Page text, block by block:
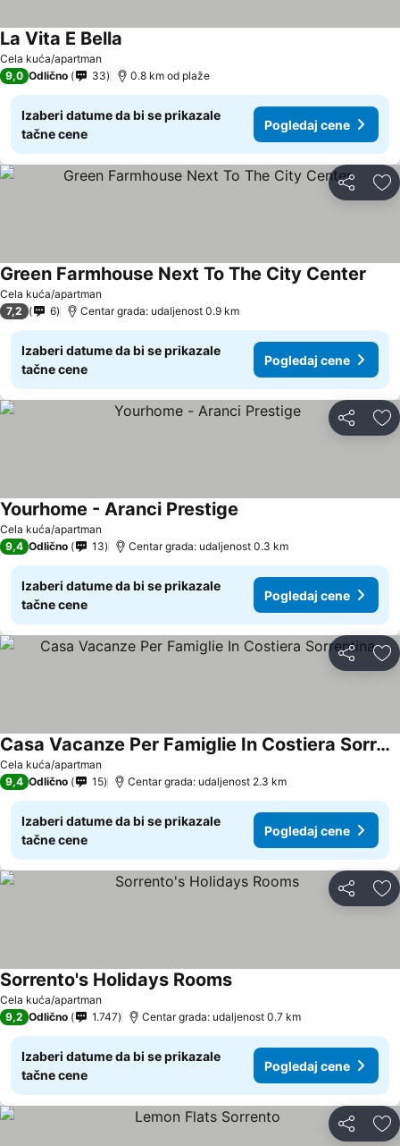
Cela kuća/apartman
La Vita E Bella
9,0 Odlično 33 0.8 km od plaže
Izaberi datume da bi se prikazale
tačne cene
Pogledaj cene
Deli
Cela kuća/apartman
Green Farmhouse Next To The City Center
7,2 6 Centar grada: udaljenost 0.9 km
Izaberi datume da bi se prikazale
tačne cene
Pogledaj cene
Deli
Cela kuća/apartman
Yourhome - Aranci Prestige
9,4 Odlično 13 Centar grada: udaljenost 0.3 km
Izaberi datume da bi se prikazale
tačne cene
Pogledaj cene
Deli
Cela kuća/apartman
Casa Vacanze Per Famiglie In Costiera Sorrentina
9,4 Odlično 15 Centar grada: udaljenost 2.3 km
Izaberi datume da bi se prikazale
tačne cene
Pogledaj cene
Deli
Cela kuća/apartman
Sorrento's Holidays Rooms
9,2 Odlično 1.747 Centar grada: udaljenost 0.7 km
Izaberi datume da bi se prikazale
tačne cene
Pogledaj cene
Deli